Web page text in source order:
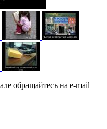
обращайтесь на e-mail